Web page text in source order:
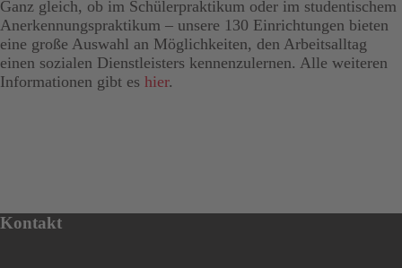
Ganz gleich, ob im Schülerpraktikum oder im studentischem
Anerkennungspraktikum – unsere 130 Einrichtungen bieten
eine große Auswahl an Möglichkeiten, den Arbeitsalltag
einen sozialen Dienstleisters kennenzulernen. Alle weiteren
Informationen gibt es hier.
Kontakt